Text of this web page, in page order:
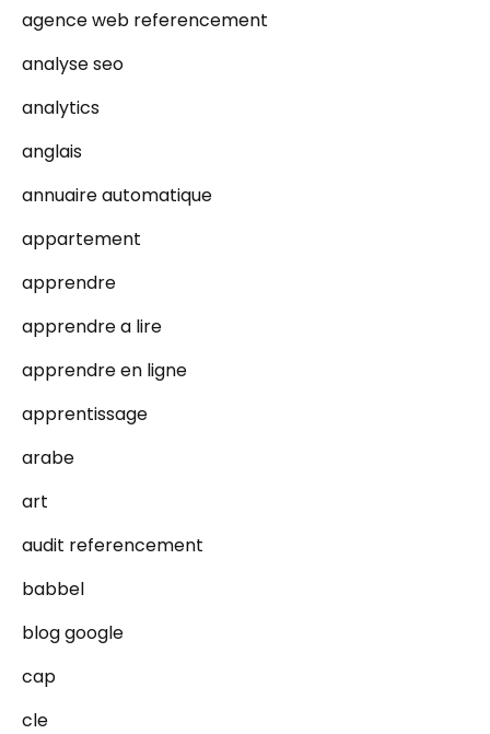
agence web referencement
analyse seo
analytics
anglais
annuaire automatique
appartement
apprendre
apprendre a lire
apprendre en ligne
apprentissage
arabe
art
audit referencement
babbel
blog google
cap
cle